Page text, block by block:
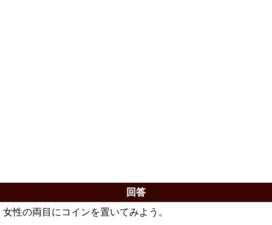
回答
女性の両目にコインを置いてみよう。